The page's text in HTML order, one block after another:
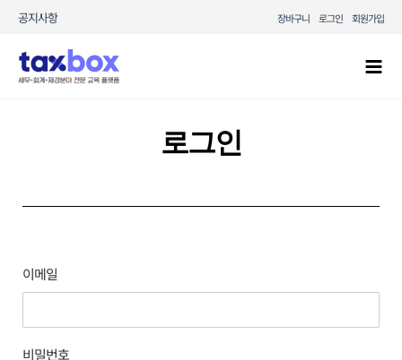
콘텐츠로
공지사항 장바구니 로그인 회원가입
로그인
이메일
비밀번호